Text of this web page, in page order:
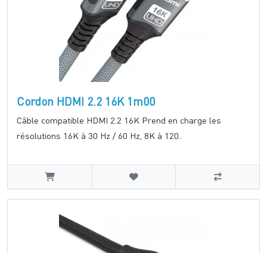
Cordon HDMI 2.2 16K 1m00
Câble compatible HDMI 2.2 16K Prend en charge les
résolutions 16K à 30 Hz / 60 Hz, 8K à 120..